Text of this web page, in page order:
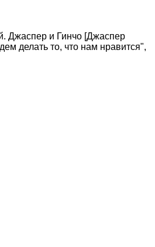
Джаспер и Гинчо [Джаспер
делать то, что нам нравится",